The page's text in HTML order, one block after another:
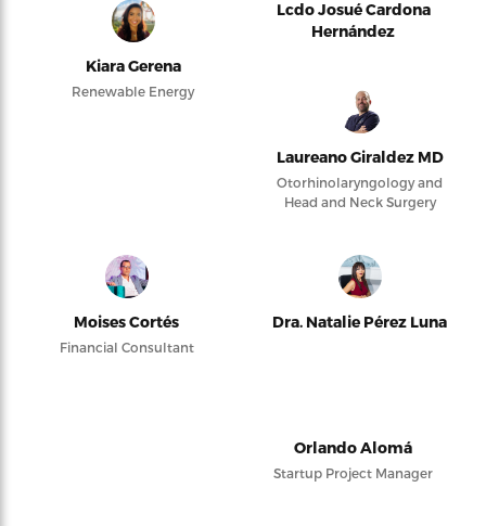
Kiara Gerena
Renewable Energy
Lcdo Josué Cardona
Hernández
Laureano Giraldez MD
Otorhinolaryngology and
Head and Neck Surgery
Moises Cortés
Financial Consultant
Dra. Natalie Pérez Luna
Orlando Alomá
Startup Project Manager